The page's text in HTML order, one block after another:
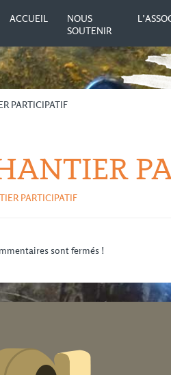
ACCUEIL
NOUS
SOUTENIR
PARTICIPATIF
PARTICIPATIF
sont fermés !